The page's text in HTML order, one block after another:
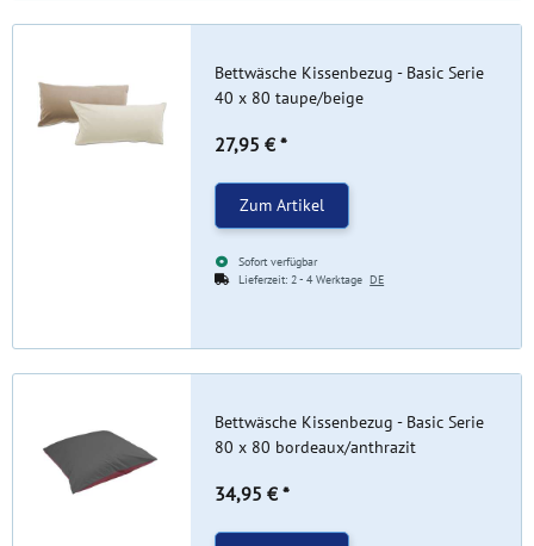
Bettwäsche Kissenbezug - Basic Serie
40 x 80 taupe/beige
27,95 € *
Zum Artikel
Sofort verfügbar
Lieferzeit:2 - 4 WerktageDE
Bettwäsche Kissenbezug - Basic Serie
80 x 80 bordeaux/anthrazit
34,95 € *